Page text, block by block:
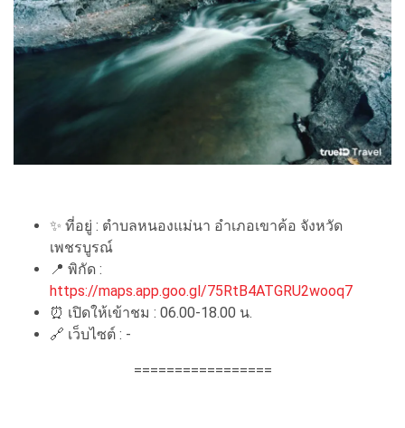
✨ ที่อยู่ : ตำบลหนองแม่นา อำเภอเขาค้อ จังหวัด
เพชรบูรณ์
📍 พิกัด :
https://maps.app.goo.gl/75RtB4ATGRU2wooq7
⏰ เปิดให้เข้าชม : 06.00-18.00 น.
🔗 เว็บไซต์ : -
=================